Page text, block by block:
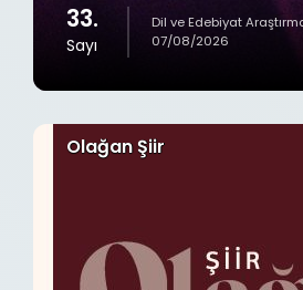
33.
Sayı
Dil ve Edebiyat
07/08/2026
Olağan Şiir